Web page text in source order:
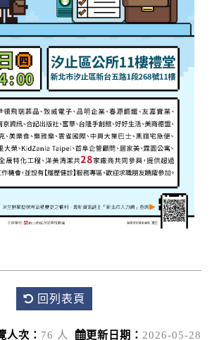
回列表頁
人次： 76 人 更新日期： 2026-05-28